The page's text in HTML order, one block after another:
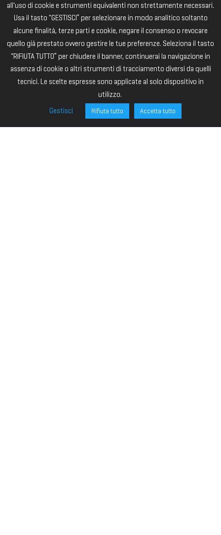
all'uso di cookie e strumenti equivalenti non strettamente necessari.
Usa il tasto "GESTISCI” per selezionare in modo analitico soltanto
alcune finalità, terze parti e cookie, negare il consenso o revocare
quello già prestato ovvero gestire le tue preferenze. Seleziona il tasto
“RIFIUTA TUTTO” per chiudere il banner, continuerai la navigazione in
assenza di cookie o altri strumenti di tracciamento diversi da quelli
tecnici. Le scelte espresse sono applicate al solo dispositivo in
utilizzo.
Gestisci
Rifiuta tutto Accetta tutto